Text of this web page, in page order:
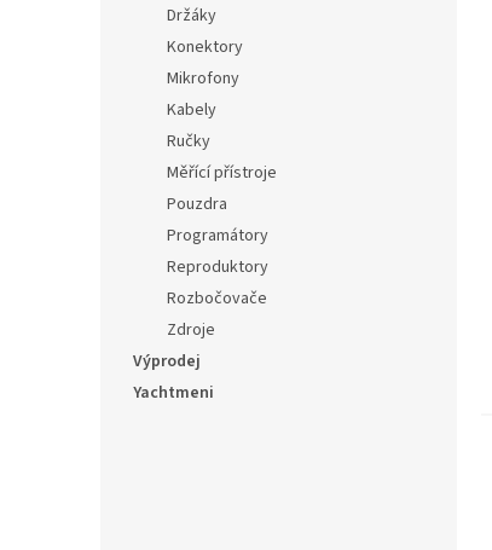
Držáky
Konektory
Mikrofony
Kabely
Ručky
Měřící přístroje
Pouzdra
Programátory
Reproduktory
Rozbočovače
Zdroje
Výprodej
Yachtmeni